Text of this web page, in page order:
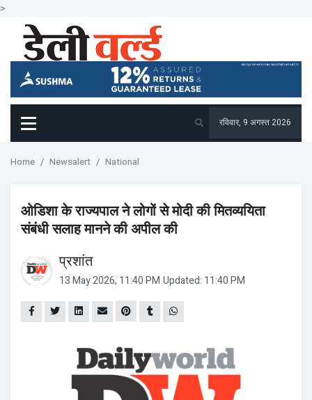
>
रविवार, 9 अगस्त 2026
Home Newsalert National
ओडिशा के राज्यपाल ने लोगों से मोदी की मितव्ययिता
संबंधी सलाह मानने की अपील की
प्रशांत
13 May 2026, 11:40 PM Updated: 11:40 PM